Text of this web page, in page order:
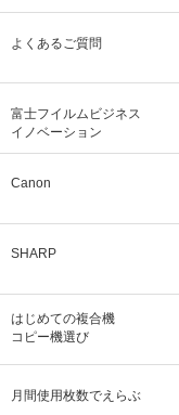
よくあるご質問
富士フイルムビジネス
イノベーション
Canon
SHARP
はじめての複合機
コピー機選び
月間使用枚数でえらぶ